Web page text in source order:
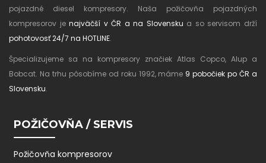
pojazdné diesel kompresory. Naša požičovňa pojazdných
kompresorov jenajväčší v ČR a na Slovensku a so servisom drží
pohotovosť 24/7 na HOTLINE.
Špecializujeme sa na kompresory značiek Atlas Copco, Alup a
Bobcat. Na trhu pôsobíme od roku 1992, máme 9 pobočiek po ČR a
Slovensku.
POŽIČOVŇA / SERVIS
Požičovňa kompresorov